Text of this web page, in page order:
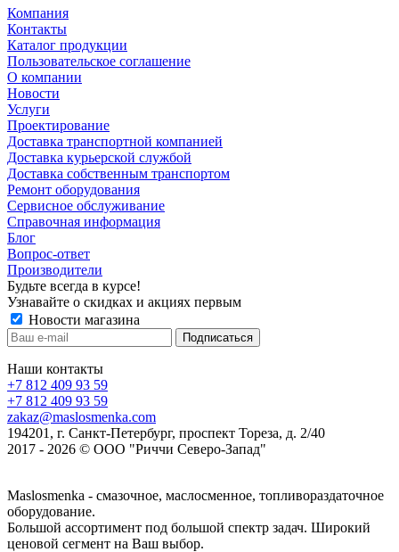
Компания
Контакты
Каталог продукции
Пользовательское соглашение
О компании
Новости
Услуги
Проектирование
Доставка транспортной компанией
Доставка курьерской службой
Доставка собственным транспортом
Ремонт оборудования
Сервисное обслуживание
Справочная информация
Блог
Вопрос-ответ
Производители
Будьте всегда в курсе!
Узнавайте о скидках и акциях первым
Новости магазина
Наши контакты
+7 812 409 93 59
+7 812 409 93 59
zakaz@maslosmenka.com
194201, г. Санкт-Петербург, проспект Тореза, д. 2/40
2017 - 2026 © ООО "Риччи Северо-Запад"
Maslosmenka - смазочное, маслосменное, топливораздаточное
оборудование.
Большой ассортимент под большой спектр задач. Широкий
ценовой сегмент на Ваш выбор.